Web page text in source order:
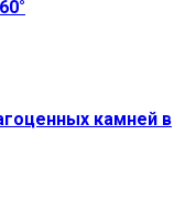
камней в